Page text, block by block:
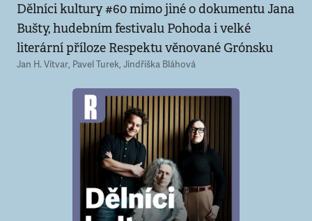
Dělníci kultury #60 mimo jiné o dokumentu Jana
Bušty, hudebním festivalu Pohoda i velké
literární příloze Respektu věnované Grónsku
Jan H. Vitvar, Pavel Turek, Jindřiška Bláhová